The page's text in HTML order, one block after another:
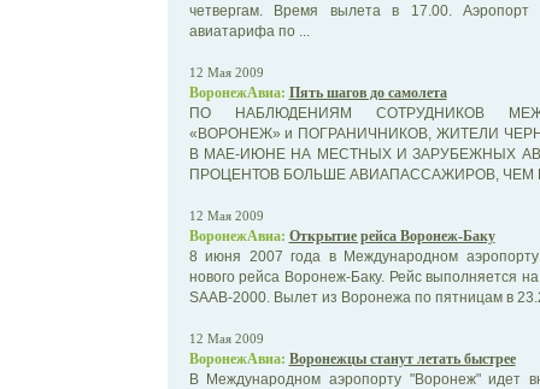
четвергам. Время вылета в 17.00.
авиатарифа по ...
12 Мая 2009
ВоронежАвиа: Пять шагов до самолета
ПО НАБЛЮДЕНИЯМ СОТРУДНИКОВ
«ВОРОНЕЖ» и ПОГРАНИЧНИКОВ, ЖИТЕЛИ
В МАЕ-ИЮНЕ НА МЕСТНЫХ И ЗАРУБЕЖНЫХ
ПРОЦЕНТОВ БОЛЬШЕ АВИАПАССАЖИРОВ, ЧЕМ
12 Мая 2009
ВоронежАвиа: Открытие рейса Воронеж-Баку
8 июня 2007 года в Международном
нового рейса Воронеж-Баку. Рейс выполняется
SAAB-2000. Вылет из Воронежа по пятницам в
12 Мая 2009
ВоронежАвиа: Воронежцы станут летать быстрее
В Международном аэропорту "Воронеж" идет